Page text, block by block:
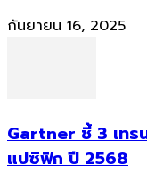
กันยายน 16, 2025
Gartner ชี้ 3 เทร
แปซิฟิก ปี 2568